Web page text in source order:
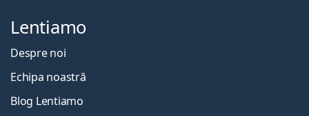
Lentiamo
Despre noi
Echipa noastră
Blog Lentiamo